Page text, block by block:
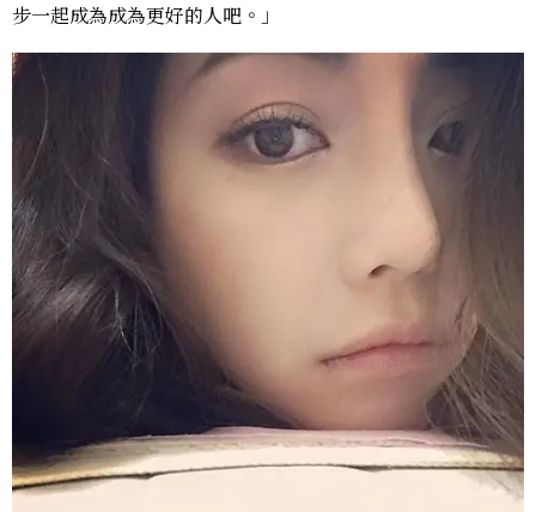
步一起成為成為更好的人吧。」